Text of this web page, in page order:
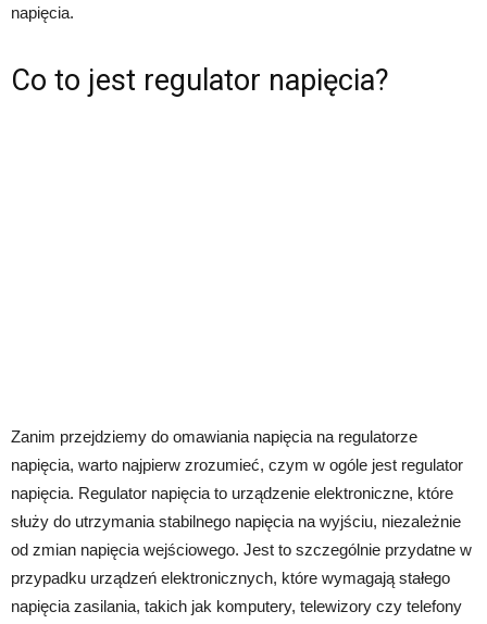
napięcia.
Co to jest regulator napięcia?
Zanim przejdziemy do omawiania napięcia na regulatorze
napięcia, warto najpierw zrozumieć, czym w ogóle jest regulator
napięcia. Regulator napięcia to urządzenie elektroniczne, które
służy do utrzymania stabilnego napięcia na wyjściu, niezależnie
od zmian napięcia wejściowego. Jest to szczególnie przydatne w
przypadku urządzeń elektronicznych, które wymagają stałego
napięcia zasilania, takich jak komputery, telewizory czy telefony